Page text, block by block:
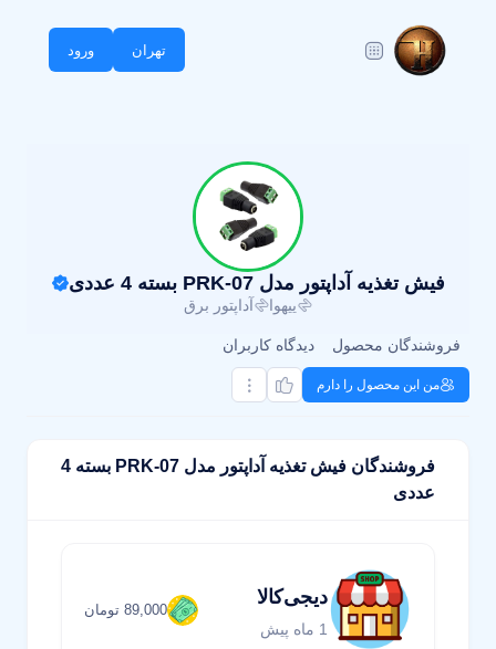
تهران ورود
فیش تغذیه آداپتور مدل PRK-07 بسته 4 عددی
ییهوا آداپتور برق
فروشندگان محصول دیدگاه کاربران
من این محصول را دارم
فروشندگان فیش تغذیه آداپتور مدل PRK-07 بسته 4
عددی
دیجی‌کالا
1 ماه پیش
89,000 تومان